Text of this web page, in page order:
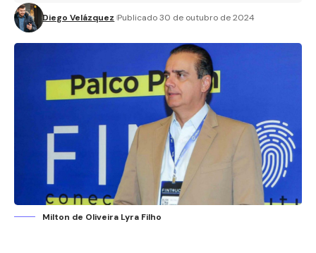
Diego Velázquez Publicado 30 de outubro de 2024
Milton de Oliveira Lyra Filho